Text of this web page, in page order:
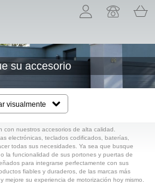
su accesorio
visualmente
con nuestros accesorios de alta calidad.
electrónicas, teclados codificados, baterías,
todas sus necesidades. Ya sea que busque
la funcionalidad de sus portones y puertas de
para integrarse perfectamente con sus
fiables y duraderos, de las marcas más
mejore su experiencia de motorización hoy mismo.